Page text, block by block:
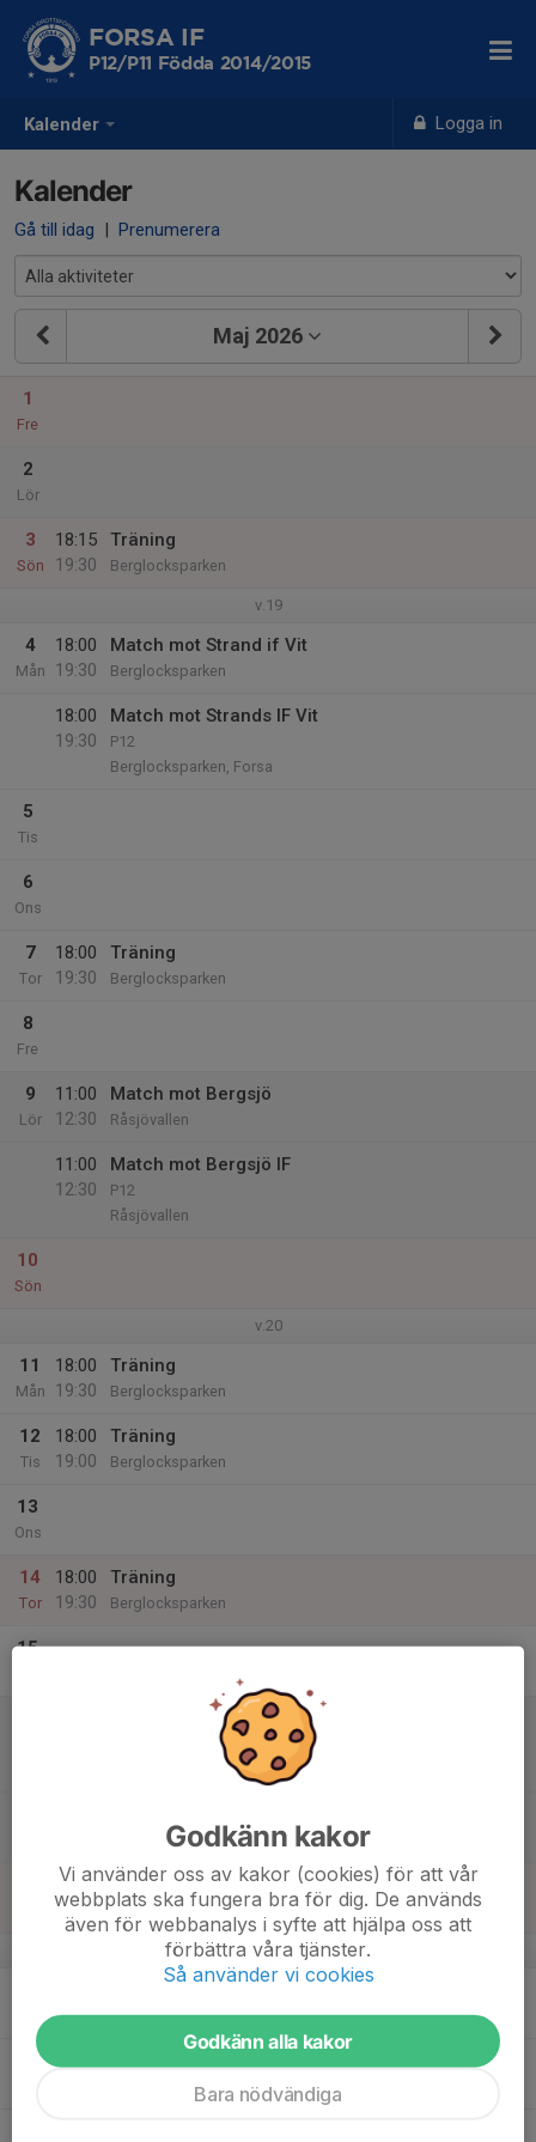
Kalender Logga in
FORSA IF
P12/P11 Födda 2014/2015
Kalender
Gå till idag | Prenumerera
Maj 2026
1
Fre
2
Lör
3
Sön
18:15
19:30
Träning
Berglocksparken
v.19
4
Mån
18:00
19:30
Match mot Strand if Vit
Berglocksparken
18:00
19:30
Match mot Strands IF Vit
P12
Berglocksparken, Forsa
5
Tis
6
Ons
7
Tor
18:00
19:30
Träning
Berglocksparken
8
Fre
9
Lör
11:00
12:30
Match mot Bergsjö
Råsjövallen
11:00
12:30
Match mot Bergsjö IF
P12
Råsjövallen
10
Sön
v.20
11
Mån
18:00
19:30
Träning
Berglocksparken
12
Tis
18:00
19:00
Träning
Berglocksparken
13
Ons
14
Tor
18:00
19:30
Träning
Berglocksparken
15
Match mot Hudiksvalls FC
Berglocksparken, Forsa
Berglocksparken
v.21
19:30
Berglocksparken
19
Berglocksparken
Godkänn kakor
Vi använder oss av kakor (cookies) för att vår
webbplats ska fungera bra för dig. De används
även för webbanalys i syfte att hjälpa oss att
förbättra våra tjänster.
Så använder vi cookies
Godkänn alla kakor
Bara nödvändiga